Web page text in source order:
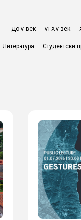
До V век VI-XV век
Литература Студентски